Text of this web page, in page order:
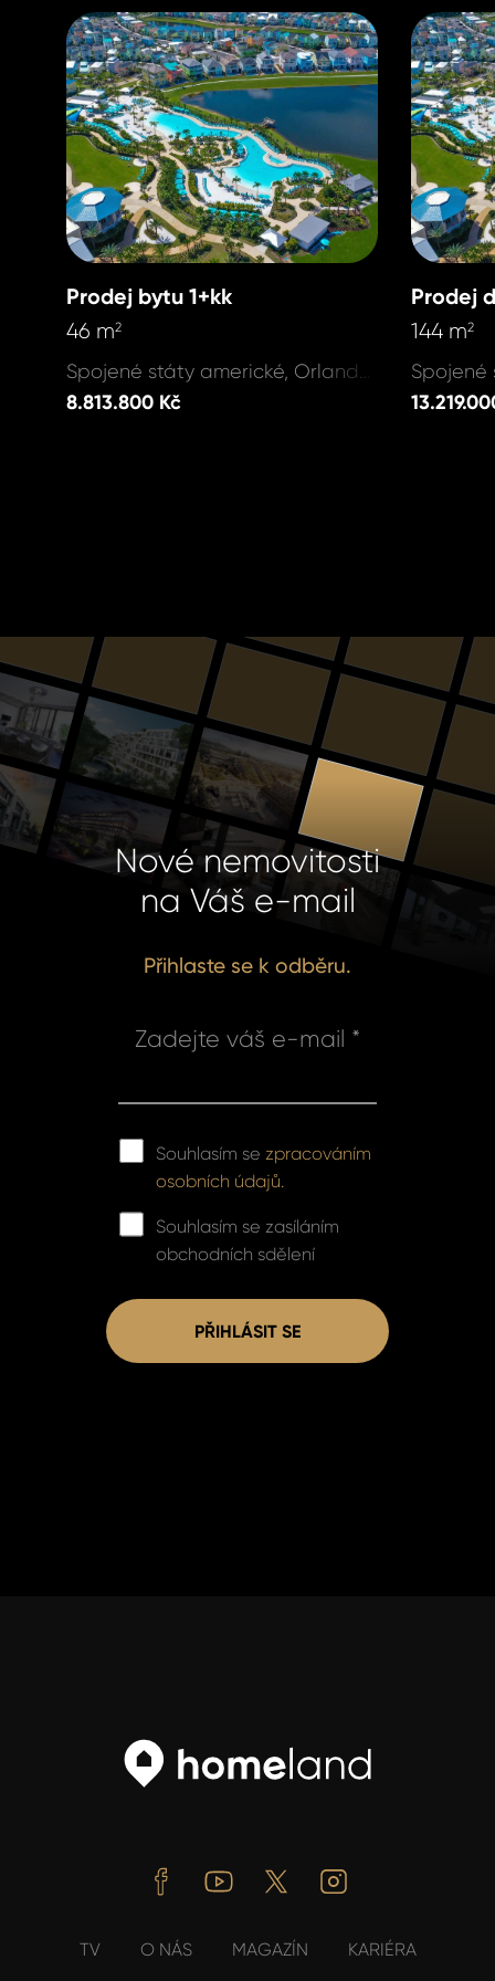
Prodej bytu 1+kk
46 m2
Spojené státy americké, Orlando - Margaritaville
8.813.800 Kč
Prodej
144 m2
Nové nemovitosti
na Váš e-mail
Přihlaste se k odběru.
Zadejte váš e-mail *
Souhlasím se zpracováním
osobních údajů.
Souhlasím se zasíláním
obchodních sdělení
PŘIHLÁSIT SE
FacebookYoutube Twitter
TV O NÁS MAGAZÍN KARIÉRA